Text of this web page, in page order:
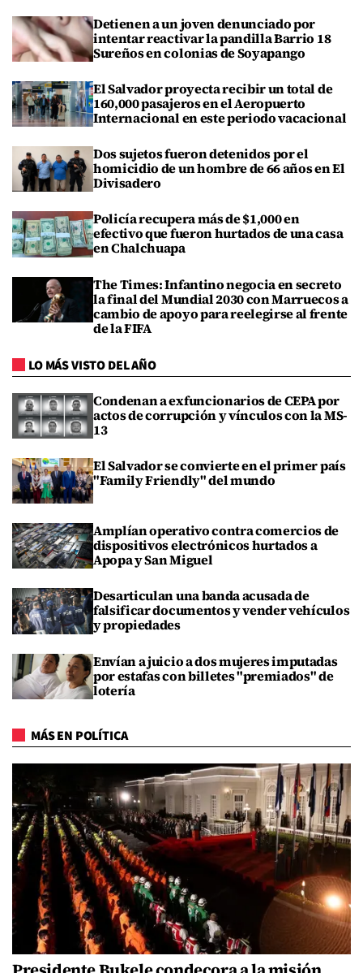
Detienen a un joven denunciado por
intentar reactivar la pandilla Barrio 18
Sureños en colonias de Soyapango
El Salvador proyecta recibir un total de
160,000 pasajeros en el Aeropuerto
Internacional en este periodo vacacional
Dos sujetos fueron detenidos por el
homicidio de un hombre de 66 años en El
Divisadero
Policía recupera más de $1,000 en
efectivo que fueron hurtados de una casa
en Chalchuapa
The Times: Infantino negocia en secreto
la final del Mundial 2030 con Marruecos a
cambio de apoyo para reelegirse al frente
de la FIFA
LO MÁS VISTO DEL AÑO
Condenan a exfuncionarios de CEPA por
actos de corrupción y vínculos con la MS-
13
El Salvador se convierte en el primer país
"Family Friendly" del mundo
Amplían operativo contra comercios de
dispositivos electrónicos hurtados a
Apopa y San Miguel
Desarticulan una banda acusada de
falsificar documentos y vender vehículos
y propiedades
Envían a juicio a dos mujeres imputadas
por estafas con billetes "premiados" de
lotería
MÁS EN POLÍTICA